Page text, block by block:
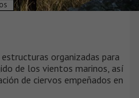
organizadas para
de los vientos marinos, así
de ciervos empeñados en